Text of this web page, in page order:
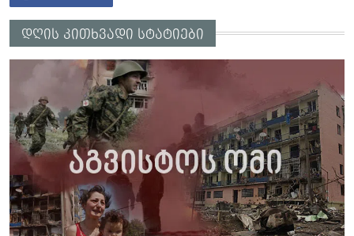
დღის კითხვადი სტატიები